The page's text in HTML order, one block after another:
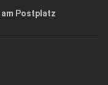
am Postplatz